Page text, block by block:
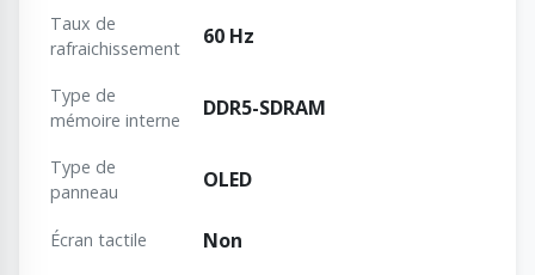
Taux de
rafraichissement
60 Hz
Type de
mémoire interne
DDR5-SDRAM
Type de
panneau
OLED
Écran tactile Non